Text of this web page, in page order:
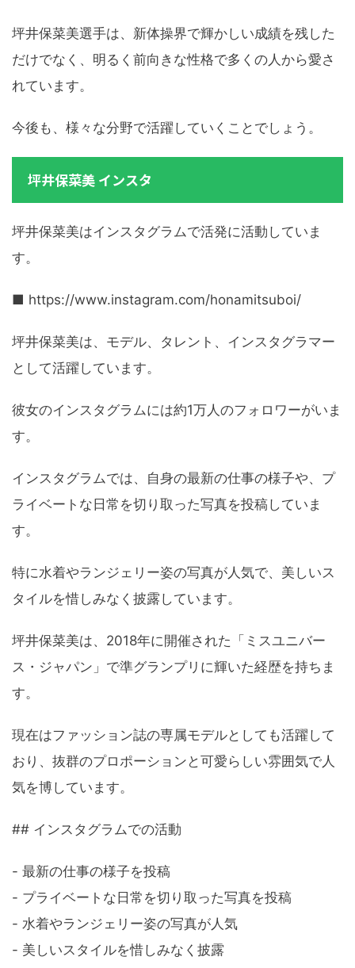
坪井保菜美選手は、新体操界で輝かしい成績を残した
だけでなく、明るく前向きな性格で多くの人から愛さ
れています。
今後も、様々な分野で活躍していくことでしょう。
坪井保菜美 インスタ
坪井保菜美はインスタグラムで活発に活動していま
す。
■ https://www.instagram.com/honamitsuboi/
坪井保菜美は、モデル、タレント、インスタグラマー
として活躍しています。
彼女のインスタグラムには約1万人のフォロワーがいま
す。
インスタグラムでは、自身の最新の仕事の様子や、プ
ライベートな日常を切り取った写真を投稿していま
す。
特に水着やランジェリー姿の写真が人気で、美しいス
タイルを惜しみなく披露しています。
坪井保菜美は、2018年に開催された「ミスユニバー
ス・ジャパン」で準グランプリに輝いた経歴を持ちま
す。
現在はファッション誌の専属モデルとしても活躍して
おり、抜群のプロポーションと可愛らしい雰囲気で人
気を博しています。
## インスタグラムでの活動
- 最新の仕事の様子を投稿
- プライベートな日常を切り取った写真を投稿
- 水着やランジェリー姿の写真が人気
- 美しいスタイルを惜しみなく披露